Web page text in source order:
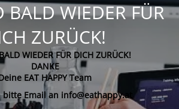
BALD WIEDER FÜR
ZURÜCK!
WIEDER FÜR DICH ZURÜCK!
DANKE
EAT HAPPY Team
bitte Email an info@eathappy.at